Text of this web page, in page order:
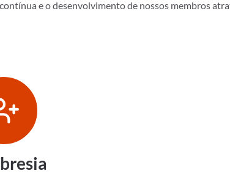
e o desenvolvimento de nossos membros